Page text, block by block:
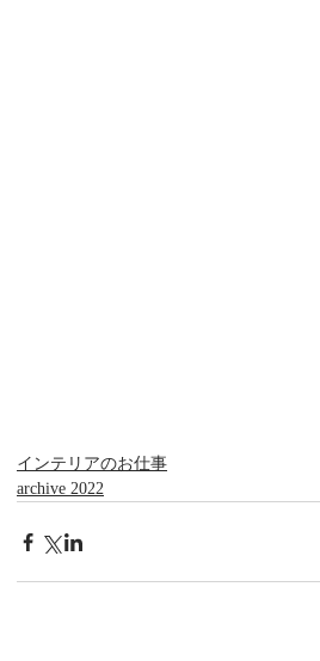
インテリアのお仕事
archive 2022